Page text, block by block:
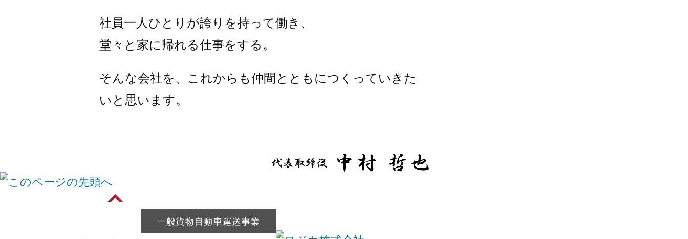
社員一人ひとりが誇りを持って働き、
堂々と家に帰れる仕事をする。
そんな会社を、これからも仲間とともにつくっていきた
いと思います。